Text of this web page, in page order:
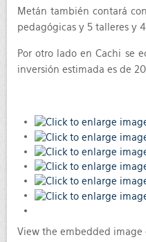
Metán también contará
pedagógicas y 5 talleres y
Por otro lado en Cachi se
inversión estimada es de
View the embedded